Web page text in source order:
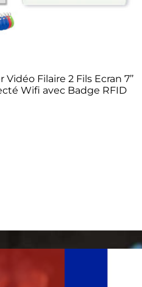
Vidéo Filaire 2 Fils Ecran 7’’
Wifi avec Badge RFID